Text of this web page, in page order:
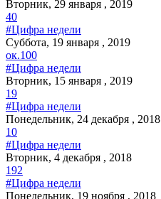
Вторник, 29 января , 2019
40
#Цифра недели
Суббота, 19 января , 2019
ок.100
#Цифра недели
Вторник, 15 января , 2019
19
#Цифра недели
Понедельник, 24 декабря , 2018
10
#Цифра недели
Вторник, 4 декабря , 2018
192
#Цифра недели
Понедельник, 19 ноября , 2018